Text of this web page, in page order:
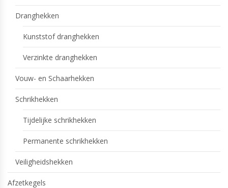
Dranghekken
Kunststof dranghekken
Verzinkte dranghekken
Vouw- en Schaarhekken
Schrikhekken
Tijdelijke schrikhekken
Permanente schrikhekken
Veiligheidshekken
Afzetkegels